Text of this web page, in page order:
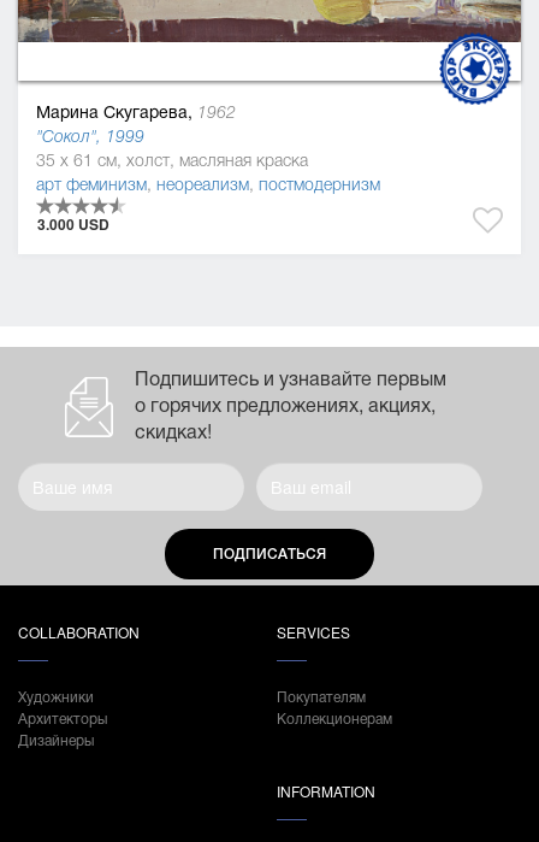
Марина Скугарева, 1962
"Сокол", 1999
35 x 61 см, холст, масляная краска
арт феминизм, неореализм, постмодернизм
3.000 USD
Подпишитесь и узнавайте первым
о горячих предложениях, акциях,
скидках!
ПОДПИСАТЬСЯ
COLLABORATION
Художники
Архитекторы
Дизайнеры
SERVICES
Покупателям
Коллекционерам
INFORMATION